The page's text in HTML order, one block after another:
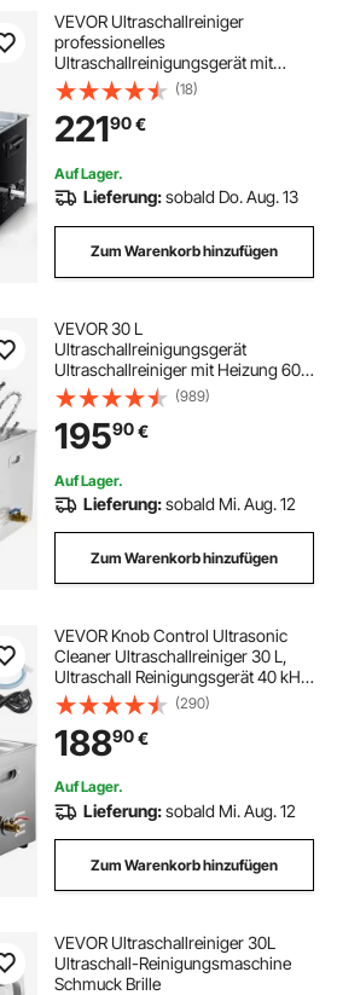
VEVOR Ultraschallreiniger
professionelles
Ultraschallreinigungsgerät mit
Drehknopfsteuerung 30 L,
Reinigungsgerät mit Korb &
Reinigungskugel, Ultraschallgerät
für Uhren Rasierer Schmuck
Münzen
(18)
22190€
Auf Lager.
Lieferung:sobald Do. Aug. 13
Zum Warenkorb hinzufügen
VEVOR 30 L
Ultraschallreinigungsgerät
Ultraschallreiniger mit Heizung 600
W Ultraschallreiniger aus Edelstahl
Ultraschall Reinigungsgerät für
Brillen Schmuck Zahnprothesen
Münzen usw.
(989)
19590€
Auf Lager.
Lieferung:sobald Mi. Aug. 12
Zum Warenkorb hinzufügen
VEVOR Knob Control Ultrasonic
Cleaner Ultraschallreiniger 30 L,
Ultraschall Reinigungsgerät 40 kHz
600 W, Digitaler Ultraschallreiniger,
Schmuck Reinigung Ultraschall 220
V, Ultraschallreinigungsgerät
(290)
18890€
Auf Lager.
Lieferung:sobald Mi. Aug. 12
Zum Warenkorb hinzufügen
VEVOR Ultraschallreiniger 30L
Ultraschall-Reinigungsmaschine
Schmuck Brille